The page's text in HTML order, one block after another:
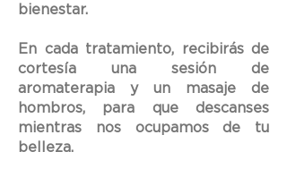
bienestar.
En cada tratamiento, recibirás de
cortesía una sesión de
aromaterapia y un masaje de
hombros, para que descanses
mientras nos ocupamos de tu
belleza.